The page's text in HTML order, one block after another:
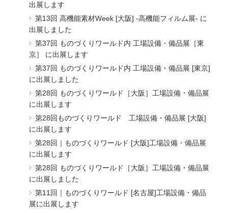
出展します
第13回 高機能素材Week [大阪] -高機能フィルム展- に
出展しました
第37回 ものづくりワールド内 工場設備・備品展［東
京］ に出展します
第37回 ものづくりワールド内 工場設備・備品展 [東京]
に出展しました
第28回 ものづくりワールド［大阪］工場設備・備品展
に出展します
第28回ものづくりワールド 工場設備・備品展 [大阪]
に出展します
第28回｜ものづくりワールド [大阪]工場設備・備品展
に出展します
第28回 ものづくりワールド［大阪］工場設備・備品展
に出展しました
第11回｜ものづくりワールド [名古屋]工場設備・備品
展に出展します